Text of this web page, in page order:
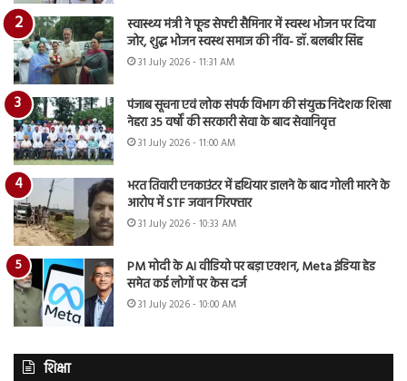
स्वास्थ्य मंत्री ने फूड सेफ्टी सैमिनार में स्वस्थ भोजन पर दिया
जोर, शुद्ध भोजन स्वस्थ समाज की नींव- डॉ. बलबीर सिंह
31 July 2026 - 11:31 AM
पंजाब सूचना एवं लोक संपर्क विभाग की संयुक्त निदेशक शिखा
नेहरा 35 वर्षों की सरकारी सेवा के बाद सेवानिवृत्त
31 July 2026 - 11:00 AM
भरत तिवारी एनकाउंटर में हथियार डालने के बाद गोली मारने के
आरोप में STF जवान गिरफ्तार
31 July 2026 - 10:33 AM
PM मोदी के AI वीडियो पर बड़ा एक्शन, Meta इंडिया हेड
समेत कई लोगों पर केस दर्ज
31 July 2026 - 10:00 AM
शिक्षा